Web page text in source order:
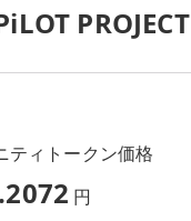
PROJECT
ティトークン価格
円